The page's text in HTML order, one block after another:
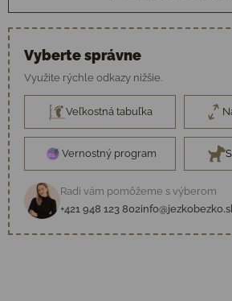
Vyberte správne
Využite rýchle odkazy nižšie.
Veľkostná tabuľka
Vernostný program
Radi vám pomôžeme s výberom
+421 948 123 802